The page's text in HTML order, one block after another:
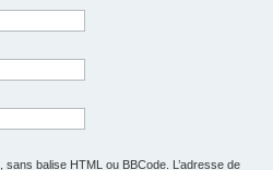
balise HTML ou BBCode. L’adresse de